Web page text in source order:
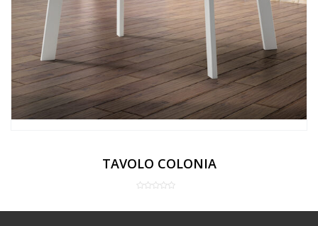
TAVOLO COLONIA